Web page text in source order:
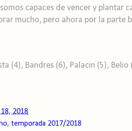
capaces de vencer y plantar
mucho, pero ahora por la parte
(4), Bandres (6), Palacin (5),
2018
, temporada 2017/2018